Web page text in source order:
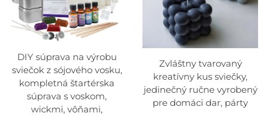
DIY súprava na výrobu
sviečok z sójového vosku,
kompletná štartérska
súprava s voskom,
wickmi, vôňami,
Zvláštny tvarovaný
kreatívny kus sviečky,
jedinečný ručne vyrobený
pre domáci dar, párty